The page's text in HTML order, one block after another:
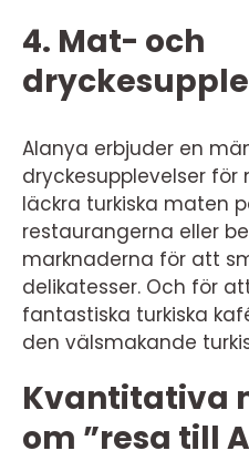
4. Mat- och
Alanya erbjuder en
dryckesupplevelser för
läckra turkiska maten
restaurangerna eller
marknaderna för att
delikatesser. Och för
fantastiska turkiska
den välsmakande
Kvantitativa
om ”resa till